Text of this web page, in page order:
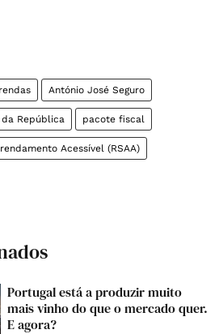
rendas António José Seguro
da República pacote fiscal
Acessível (RSAA)
Portugal está a produzir muito
mais vinho do que o mercado quer.
E agora?